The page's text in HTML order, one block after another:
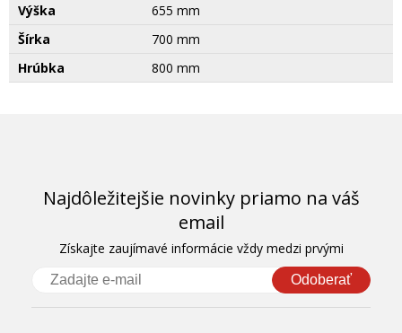
Výška
655 mm
Šírka
700 mm
Hrúbka
800 mm
Najdôležitejšie novinky priamo na váš
email
Získajte zaujímavé informácie vždy medzi prvými
Odoberať